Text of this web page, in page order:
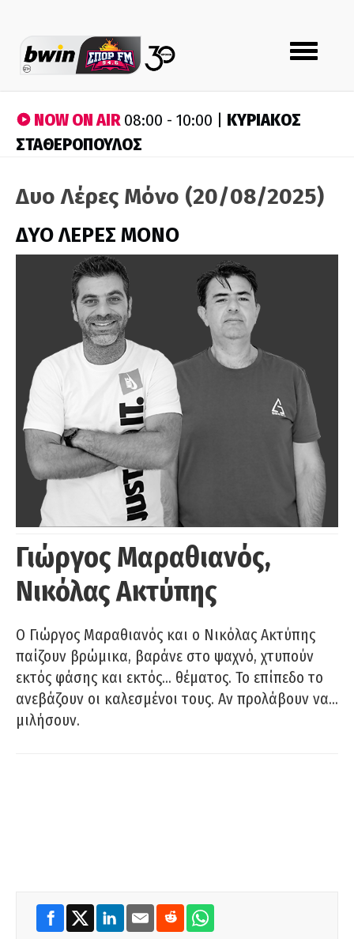
Toggle
navigation
NOW ON AIR08:00 - 10:00 | ΚΥΡΙΑΚΟΣ
ΣΤΑΘΕΡΟΠΟΥΛΟΣ
Δυο Λέρες Μόνο (20/08/2025)
ΔΥΟ ΛΕΡΕΣ ΜΟΝΟ
Γιώργος Μαραθιανός,
Νικόλας Ακτύπης
Ο Γιώργος Μαραθιανός και ο Νικόλας Ακτύπης
παίζουν βρώμικα, βαράνε στο ψαχνό, χτυπούν
εκτός φάσης και εκτός… θέματος. Το επίπεδο το
ανεβάζουν οι καλεσμένοι τους. Αν προλάβουν να…
μιλήσουν.